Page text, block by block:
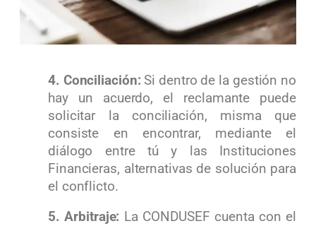
4. Conciliación: Si dentro de la gestión no
hay un acuerdo, el reclamante puede
solicitar la conciliación, misma que
consiste en encontrar, mediante el
diálogo entre tú y las Instituciones
Financieras, alternativas de solución para
el conflicto.
5. Arbitraje: La CONDUSEF cuenta con el